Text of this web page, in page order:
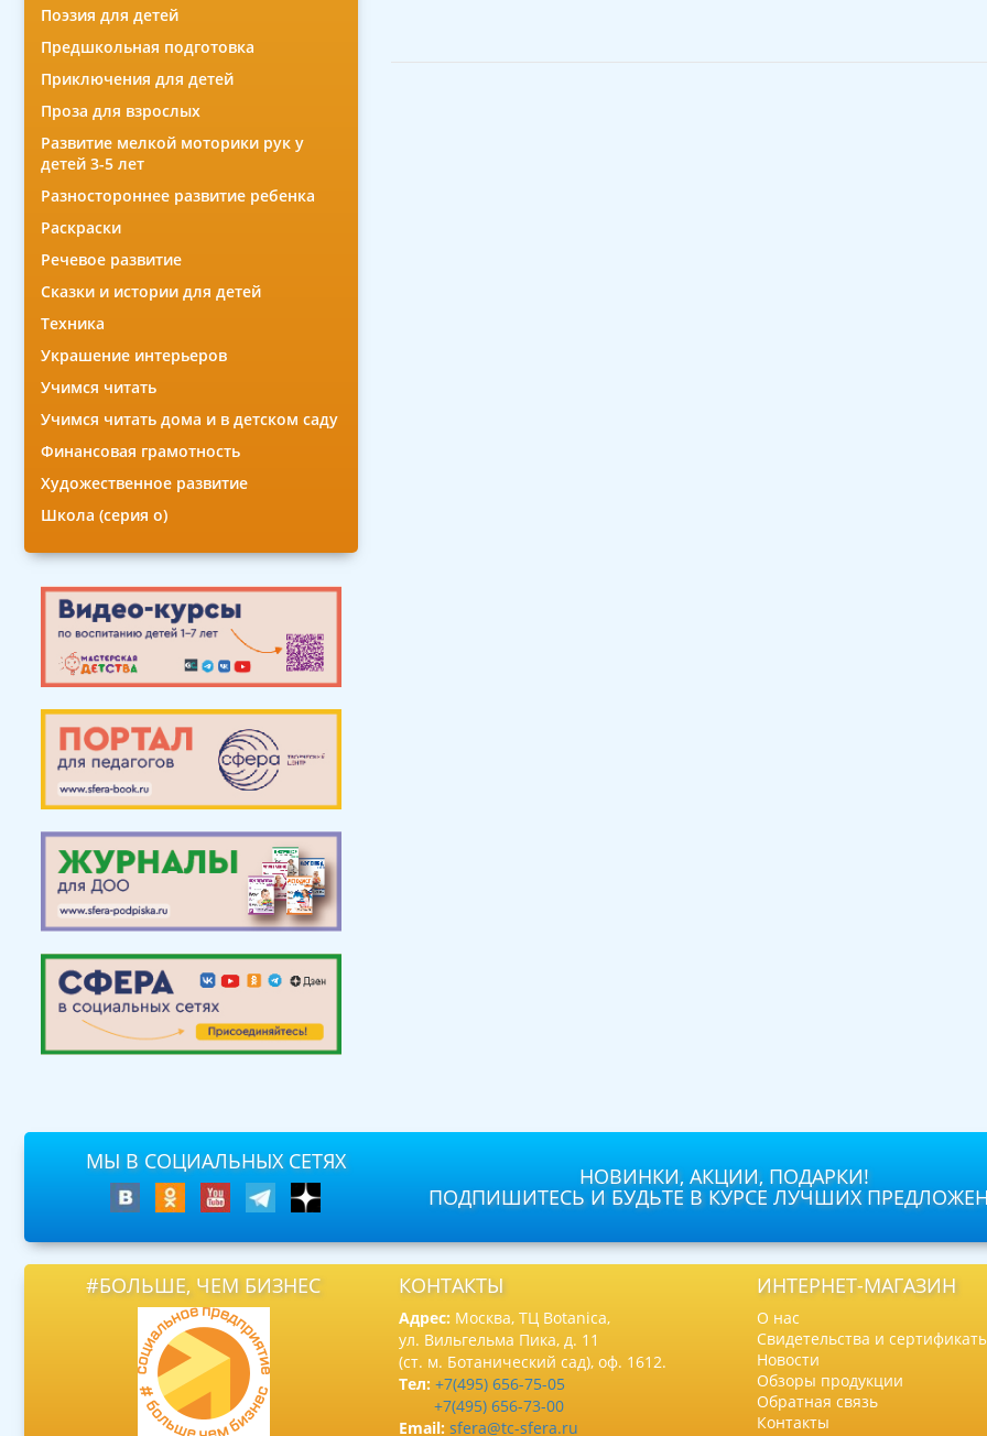
Поэзия для детей
Предшкольная подготовка
Приключения для детей
Проза для взрослых
Развитие мелкой моторики рук у
детей 3-5 лет
Разностороннее развитие ребенка
Раскраски
Речевое развитие
Сказки и истории для детей
Техника
Украшение интерьеров
Учимся читать
Учимся читать дома и в детском саду
Финансовая грамотность
Художественное развитие
Школа (серия о)
МЫ В СОЦИАЛЬНЫХ СЕТЯХ
НОВИНКИ, АКЦИИ, ПОДАРКИ!
ПОДПИШИТЕСЬ И БУДЬТЕ В КУРСЕ ЛУЧШИХ
#БОЛЬШЕ, ЧЕМ БИЗНЕС КОНТАКТЫ
Адрес: Москва, ТЦ Botanica,
ул. Вильгельма Пика, д. 11
(ст. м. Ботанический сад), оф. 1612.
Тел: +7(495) 656-75-05
+7(495) 656-73-00
Email: sfera@tc-sfera.ru
ИНТЕРНЕТ-МАГАЗИН
О нас
Свидетельства и
Новости
Обзоры продукции
Обратная связь
Контакты